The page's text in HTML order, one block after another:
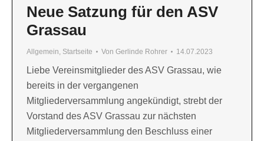
Neue Satzung für den ASV
Grassau
Allgemein, Startseite Von Gerlinde Rohrer 14.07.2023
Liebe Vereinsmitglieder des ASV Grassau, wie
bereits in der vergangenen
Mitgliederversammlung angekündigt, strebt der
Vorstand des ASV Grassau zur nächsten
Mitgliederversammlung den Beschluss einer